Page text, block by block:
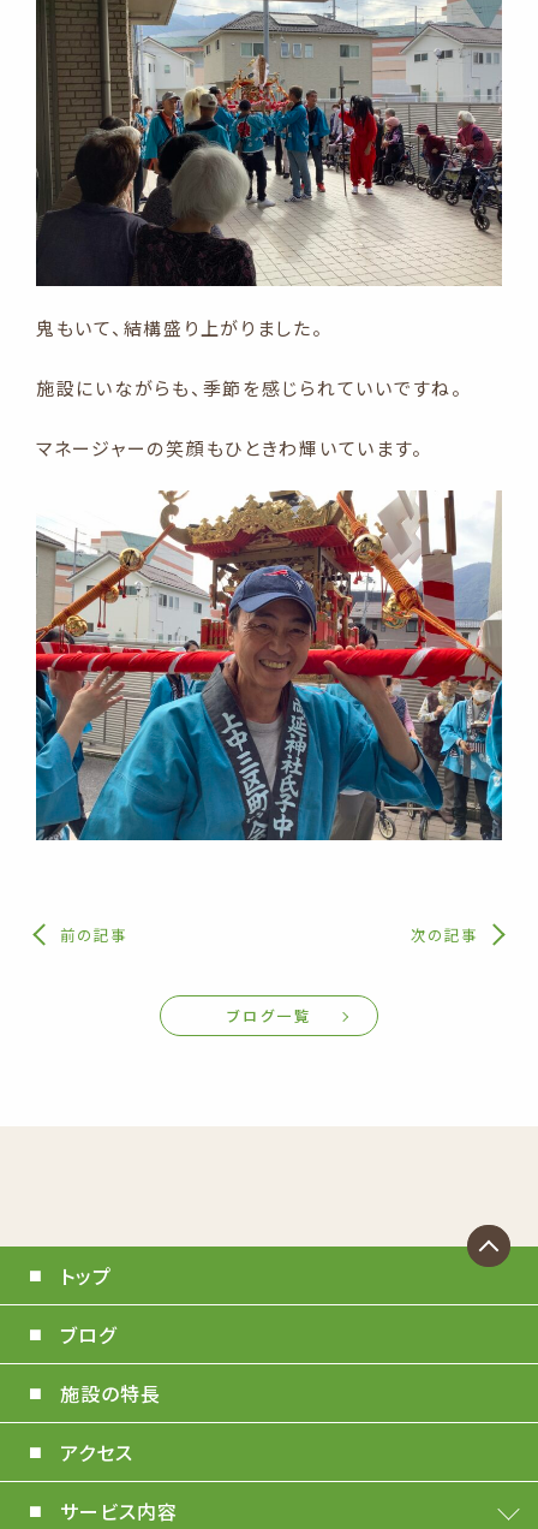
鬼もいて、結構盛り上がりました。
施設にいながらも、季節を感じられていいですね。
マネージャーの笑顔もひときわ輝いています。
前の記事 次の記事
ブログ一覧
トップ
ブログ
施設の特長
アクセス
サービス内容